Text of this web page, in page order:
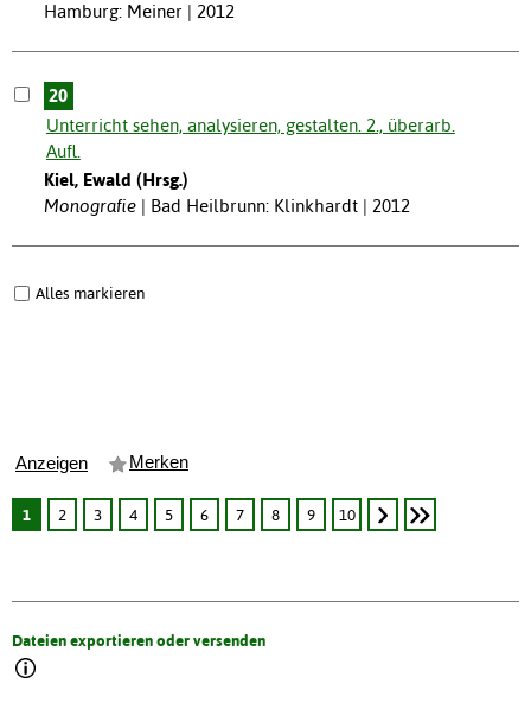
Hamburg: Meiner | 2012
20
Unterricht sehen, analysieren, gestalten. 2., überarb.
Aufl.
Kiel, Ewald (Hrsg.)
Monografie
Bad Heilbrunn: Klinkhardt | 2012
Alles markieren
Anzeigen Merken
1 2 3 4 5 6 7 8 9 10
Dateien exportieren oder versenden